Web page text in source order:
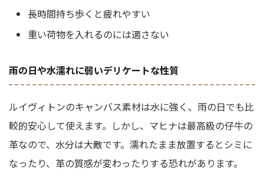
長時間持ち歩くと疲れやすい
重い荷物を入れるのには適さない
雨の日や水濡れに弱いデリケートな性質
ルイヴィトンのキャンバス素材は水に強く、雨の日でも比
較的安心して使えます。しかし、マヒナは最高級の仔牛の
革なので、水分は大敵です。濡れたまま放置するとシミに
なったり、革の質感が変わったりする恐れがあります。